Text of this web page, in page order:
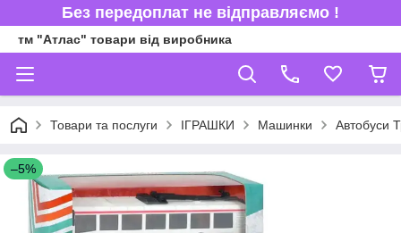
Без передоплат не відправляємо !
тм "Атлас" товари від виробника
Товари та послуги ІГРАШКИ Машинки Автобуси
–5%